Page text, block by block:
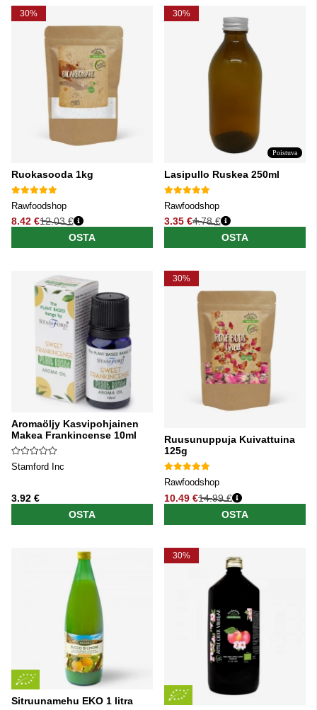
30%
Ruokasooda 1kg
Rawfoodshop
8.42 €
Normaali hinta
12.03 €
OSTA
30%
Poistuva
Lasipullo Ruskea 250ml
Rawfoodshop
3.35 €
Normaali hinta
4.78 €
OSTA
Aromaöljy Kasvipohjainen
Makea Frankincense 10ml
Stamford Inc
3.92 €
OSTA
30%
Ruusunuppuja Kuivattuina
125g
Rawfoodshop
10.49 €
Normaali hinta
14.99 €
OSTA
Sitruunamehu EKO 1 litra
30%